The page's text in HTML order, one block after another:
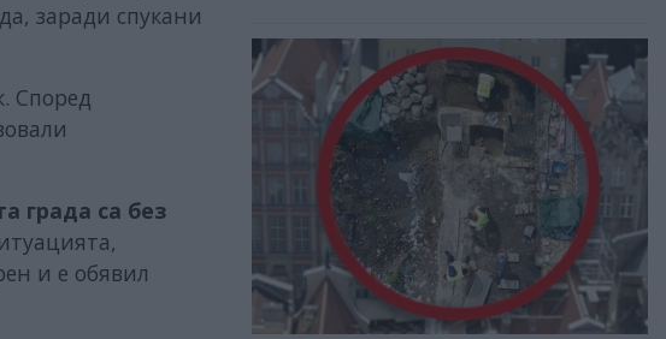
заради спукани
Според
града са без
и е обявил